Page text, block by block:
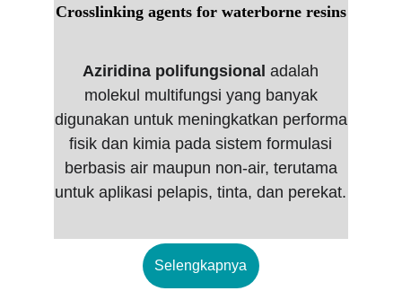
Crosslinking agents for waterborne resins
Aziridina polifungsional adalah
molekul multifungsi yang banyak
digunakan untuk meningkatkan performa
fisik dan kimia pada sistem formulasi
berbasis air maupun non-air, terutama
untuk aplikasi pelapis, tinta, dan perekat.
Selengkapnya